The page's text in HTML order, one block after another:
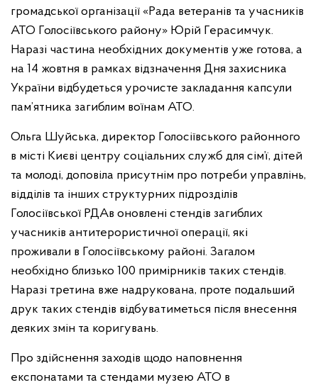
громадської організації «Рада ветеранів та учасників
АТО Голосіївського району» Юрій Герасимчук.
Наразі частина необхідних документів уже готова, а
на 14 жовтня в рамках відзначення Дня захисника
України відбудеться урочисте закладання капсули
пам’ятника загиблим воїнам АТО.
Ольга Шуйська, директор Голосіївського районного
в місті Києві центру соціальних служб для сім’ї, дітей
та молоді, доповіла присутнім про потреби управлінь,
відділів та інших структурних підрозділів
Голосіївської РДАв оновлені стендів загиблих
учасників антитерористичної операції, які
проживали в Голосіївському районі. Загалом
необхідно близько 100 примірників таких стендів.
Наразі третина вже надрукована, проте подальший
друк таких стендів відбуватиметься після внесення
деяких змін та коригувань.
Про здійснення заходів щодо наповнення
експонатами та стендами музею АТО в